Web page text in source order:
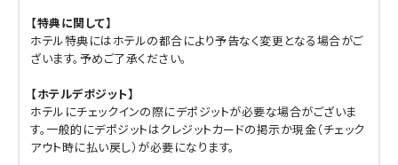
【特典に関して】
ホテル特典にはホテルの都合により予告なく変更となる場合がご
ざいます。予めご了承ください。
【ホテルデポジット】
ホテルにチェックインの際にデポジットが必要な場合がございま
す。一般的にデポジットはクレジットカードの掲示か現金（チェック
アウト時に払い戻し）が必要になります。